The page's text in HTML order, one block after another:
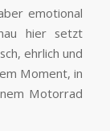
emotional
hier setzt
ehrlich und
Moment, in
Motorrad